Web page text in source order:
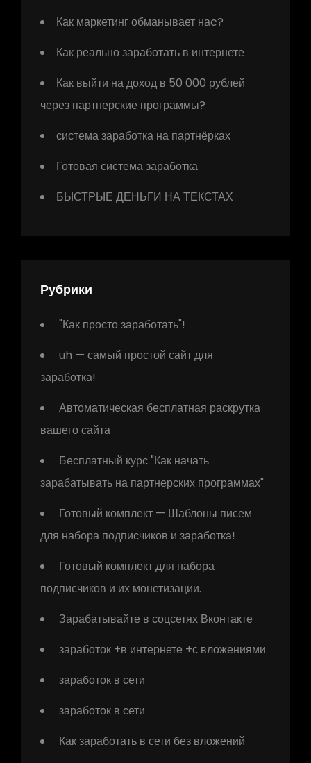
Как маркетинг обманывает наc?
Как реально заработать в интернете
Как выйти на доход в 50 000 рублей
через партнерские программы?
система заработка на партнёрках
Готовая система заработка
БЫСТРЫЕ ДЕНЬГИ НА ТЕКСТАХ
Рубрики
"Как просто заработать"!
uh — самый простой сайт для
заработка!
Автоматическая бесплатная раскрутка
вашего сайта
Бесплатный курс "Как начать
зарабатывать на партнерских программах"
Готовый комплект — Шаблоны писем
для набора подписчиков и заработка!
Готовый комплект для набора
подписчиков и их монетизации.
Зарабатывайте в соцсетях Вконтакте
заработок +в интернете +с вложениями
заработок в сети
заработок в сети
Как заработать в сети без вложений